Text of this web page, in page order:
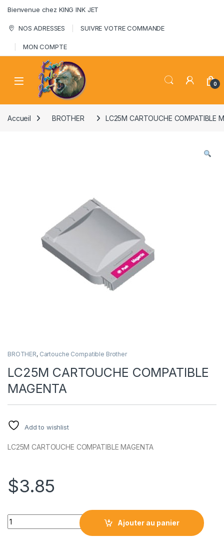
Bienvenue chez KING INK JET
NOS ADRESSES SUIVRE VOTRE COMMANDE
MON COMPTE
0
Accueil BROTHER LC25M CARTOUCHE COMPATIBLE
BROTHER, Cartouche Compatible Brother
LC25M CARTOUCHE COMPATIBLE
MAGENTA
Add to wishlist
LC25M CARTOUCHE COMPATIBLE MAGENTA
$3.85
LC25M CARTOUCHE COMPATIBLE MAGENTA quantity
Ajouter au panier